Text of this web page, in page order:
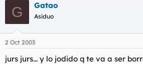
G Gatao
Asiduo
2 Oct 2003
jurs jurs... y lo jodido q te va a ser